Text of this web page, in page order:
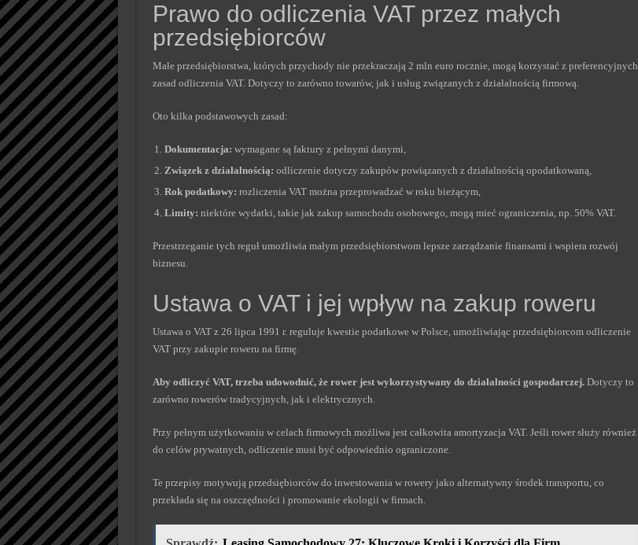
Prawo do odliczenia VAT przez małych
przedsiębiorców
Małe przedsiębiorstwa, których przychody nie przekraczają 2 mln euro rocznie, mogą korzystać z preferencyjnych
zasad odliczenia VAT. Dotyczy to zarówno towarów, jak i usług związanych z działalnością firmową.
Oto kilka podstawowych zasad:
Dokumentacja: wymagane są faktury z pełnymi danymi,
Związek z działalnością: odliczenie dotyczy zakupów powiązanych z działalnością opodatkowaną,
Rok podatkowy: rozliczenia VAT można przeprowadzać w roku bieżącym,
Limity: niektóre wydatki, takie jak zakup samochodu osobowego, mogą mieć ograniczenia, np. 50% VAT.
Przestrzeganie tych reguł umożliwia małym przedsiębiorstwom lepsze zarządzanie finansami i wspiera rozwój
biznesu.
Ustawa o VAT i jej wpływ na zakup roweru
Ustawa o VAT z 26 lipca 1991 r. reguluje kwestie podatkowe w Polsce, umożliwiając przedsiębiorcom odliczenie
VAT przy zakupie roweru na firmę.
Aby odliczyć VAT, trzeba udowodnić, że rower jest wykorzystywany do działalności gospodarczej.Dotyczy to
zarówno rowerów tradycyjnych, jak i elektrycznych.
Przy pełnym użytkowaniu w celach firmowych możliwa jest całkowita amortyzacja VAT. Jeśli rower służy również
do celów prywatnych, odliczenie musi być odpowiednio ograniczone.
Te przepisy motywują przedsiębiorców do inwestowania w rowery jako alternatywny środek transportu, co
przekłada się na oszczędności i promowanie ekologii w firmach.